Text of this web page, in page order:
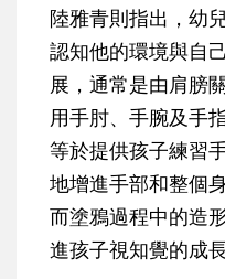
陸雅青則指出，幼
認知他的環境與自
展，通常是由肩膀
用手肘、手腕及手
等於提供孩子練習
地增進手部和整個
而塗鴉過程中的造
進孩子視知覺的成長